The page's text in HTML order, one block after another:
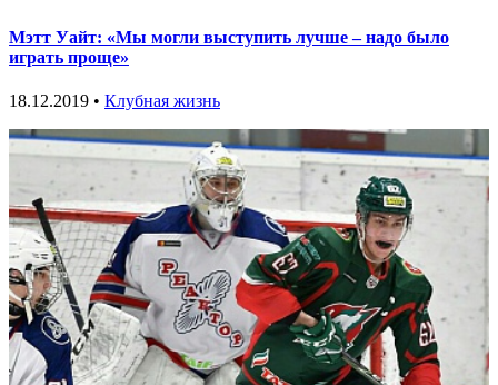
Мэтт Уайт: «Мы могли выступить лучше – надо было
играть проще»
18.12.2019 • Клубная жизнь